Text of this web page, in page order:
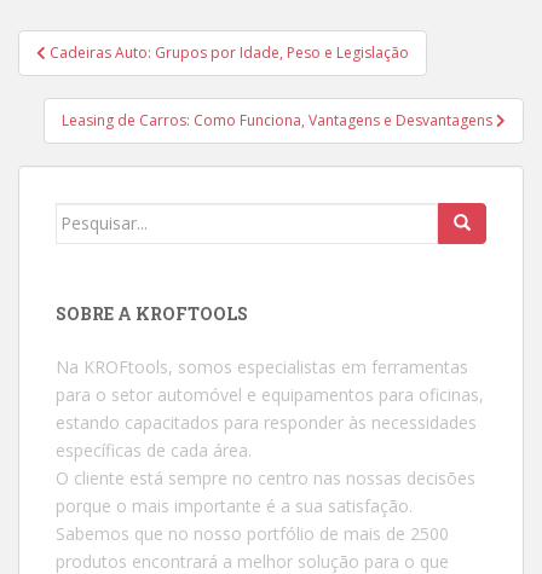
Navegação de artigos
Cadeiras Auto: Grupos por Idade, Peso e Legislação
Leasing de Carros: Como Funciona, Vantagens e Desvantagens
Procurar por:
SOBRE A KROFTOOLS
Na KROFtools, somos especialistas em ferramentas
para o setor automóvel e equipamentos para oficinas,
estando capacitados para responder às necessidades
específicas de cada área.
O cliente está sempre no centro nas nossas decisões
porque o mais importante é a sua satisfação.
Sabemos que no nosso portfólio de mais de 2500
produtos encontrará a melhor solução para o que